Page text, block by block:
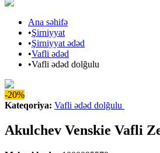
Ana səhifə
•Şirniyyat
•Şirniyyat ədəd
•Vafli ədəd
•Vafli ədəd dolğulu
-20%
Kateqoriya: Vafli ədəd dolğulu
Akulchev Venskie Vafli